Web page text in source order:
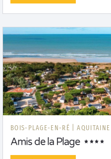
BOIS-PLAGE-EN-RÉ | AQUITAINE
Amis de la Plage